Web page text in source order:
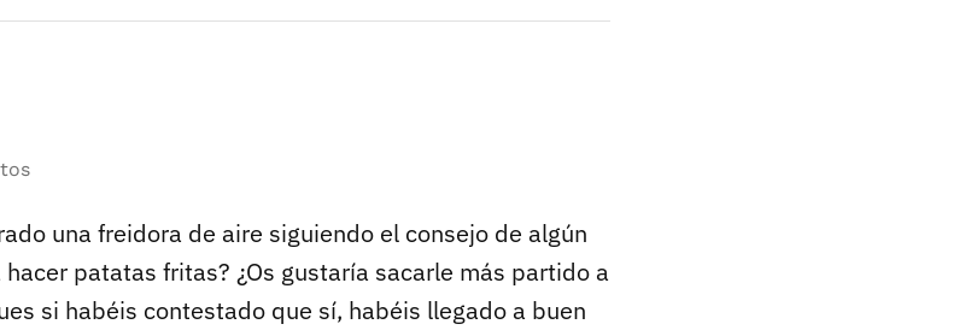
una freidora de aire siguiendo el consejo de algún
patatas fritas? ¿Os gustaría sacarle más partido a
si habéis contestado que sí, habéis llegado a buen